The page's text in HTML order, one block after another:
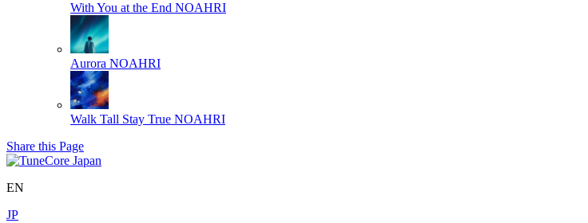
With You at the End NOAHRI
Aurora NOAHRI
Walk Tall Stay True NOAHRI
Share this Page
EN
JP